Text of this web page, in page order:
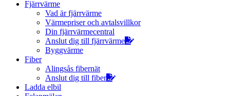
Fjärrvärme
Vad är fjärrvärme
Värmepriser och avtalsvillkor
Din fjärrvärmecentral
Anslut dig till fjärrvärme
Byggvärme
Fiber
Alingsås fibernät
Anslut dig till fiber
Ladda elbil